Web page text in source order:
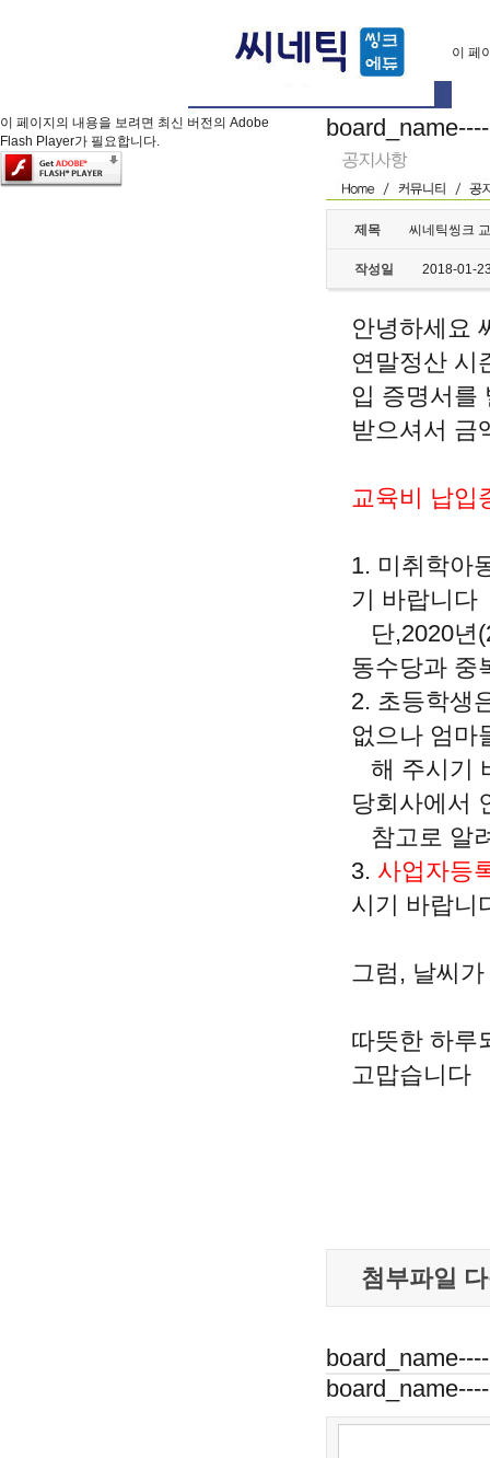
이 페
이 페이지의 내용을 보려면 최신 버전의 Adobe
Flash Player가 필요합니다.
제목 씨네틱씽크
작성일 2018-01-
안녕하세요
연말정산 시
입 증명서를
받으셔서 금
교육비 납입
1. 미취학아
기 바랍니다
단,2020년
동수당과 중
2. 초등학생
없으나 엄마
해 주시기
당회사에서
참고로 알
3. 사업자등
시기 바랍니
그럼, 날씨
따뜻한 하루
고맙습니다
첨부파일